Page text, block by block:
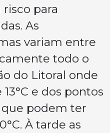
para
As
variam entre
todo o
do Litoral onde
e dos pontos
que podem ter
À tarde as